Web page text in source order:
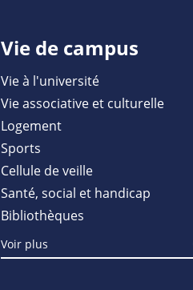
Vie de campus
Vie à l'université
Vie associative et culturelle
Logement
Sports
Cellule de veille
Santé, social et handicap
Bibliothèques
Voir plus